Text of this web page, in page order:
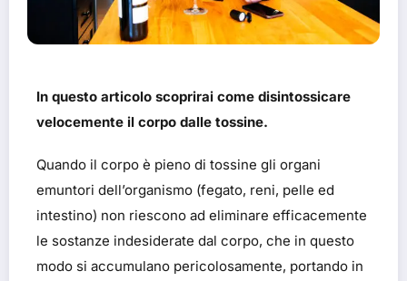
In questo articolo scoprirai come disintossicare
velocemente il corpo dalle tossine.
Quando il corpo è pieno di tossine gli organi
emuntori dell’organismo (fegato, reni, pelle ed
intestino) non riescono ad eliminare efficacemente
le sostanze indesiderate dal corpo, che in questo
modo si accumulano pericolosamente, portando in